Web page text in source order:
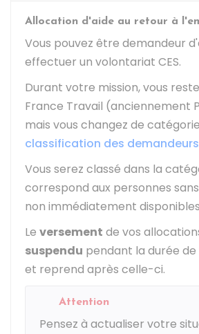
Allocation d'aide au retour à
Vous pouvez être demandeur
effectuer un volontariat CES.
Durant votre mission, vous
France Travail (anciennement
mais vous changez de
classification des
Vous serez classé dans la
correspond aux personnes
non immédiatement
Le versement de vos
suspendu pendant la durée
et reprend après celle-ci.
Attention
Pensez à actualiser votre